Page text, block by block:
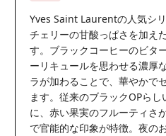
Yves Saint Laurentの人気シリ
チェリーの甘酸っぱさを加え
す。ブラックコーヒーのビタ
ーリキュールを思わせる濃厚
ラが加わることで、華やかで
ます。従来のブラックOPら
に、赤い果実のフルーティさ
で官能的な印象が特徴。夜の